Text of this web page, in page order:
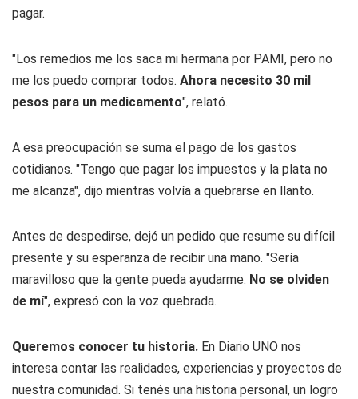
pagar.
"Los remedios me los saca mi hermana por PAMI, pero no
me los puedo comprar todos. Ahora necesito 30 mil
pesos para un medicamento", relató.
A esa preocupación se suma el pago de los gastos
cotidianos. "Tengo que pagar los impuestos y la plata no
me alcanza", dijo mientras volvía a quebrarse en llanto.
Antes de despedirse, dejó un pedido que resume su difícil
presente y su esperanza de recibir una mano. "Sería
maravilloso que la gente pueda ayudarme. No se olviden
de mí", expresó con la voz quebrada.
Queremos conocer tu historia. En Diario UNO nos
interesa contar las realidades, experiencias y proyectos de
nuestra comunidad. Si tenés una historia personal, un logro